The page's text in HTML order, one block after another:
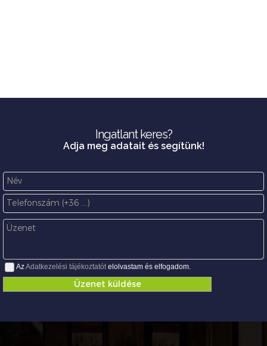
Ingatlant keres?
Adja meg adatait és segítünk!
AzAdatkezelési tájékoztatótelolvastam és elfogadom.
Üzenet küldése